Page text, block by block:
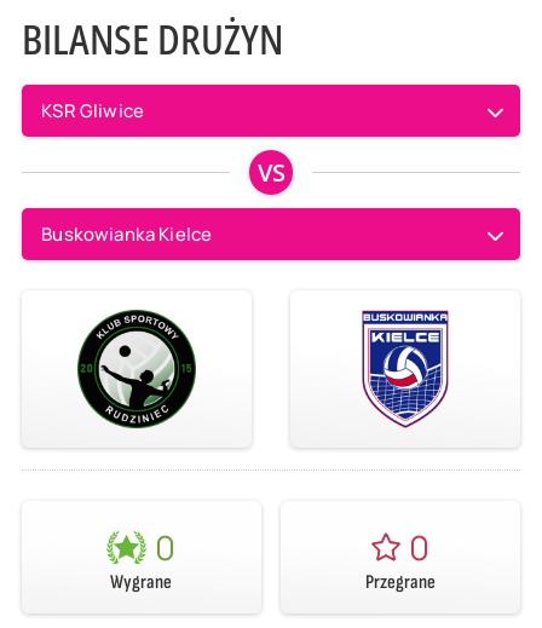
BILANSE DRUŻYN
KSR Gliwice
VS
Buskowianka Kielce
0
Wygrane
0
Przegrane